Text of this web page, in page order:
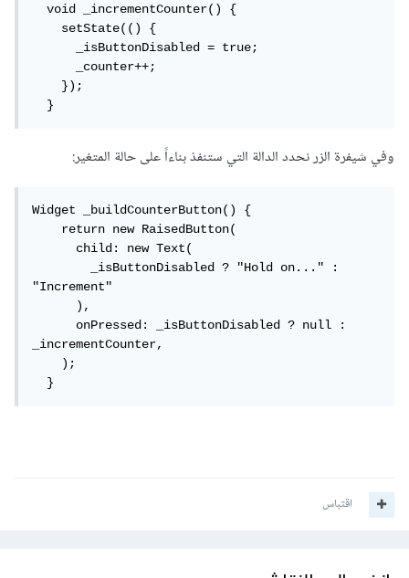
  void _incrementCounter() {
    setState(() {
    });
  }
وفي شيفرة الزر نحدد الدالة التي ستنفذ بناءاً على حالة المتغير:
Widget _buildCounterButton() {
    return new RaisedButton(
      child: new Text(
"Increment"
      ),
      onPressed: _isButtonDisabled ? null :
_incrementCounter,
    );
  }
اقتباس